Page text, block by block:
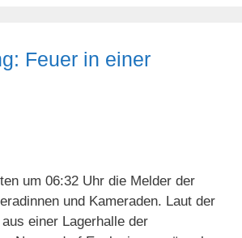
Feuer in einer
um 06:32 Uhr die Melder der
und Kameraden. Laut der
einer Lagerhalle der